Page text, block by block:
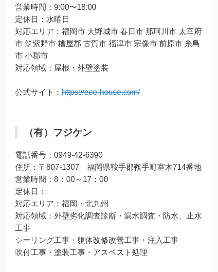
営業時間：9:00〜18:00
定休日：水曜日
対応エリア：福岡市 大野城市 春日市 那珂川市 太宰府
市 筑紫野市 糟屋郡 古賀市 福津市 宗像市 前原市 糸島
市 小郡市
対応領域：屋根・外壁塗装
公式サイト： https://eee-house.com/
（有）フジケン
電話番号：0949-42-6390
住所：〒807-1307 福岡県鞍手郡鞍手町室木714番地
営業時間：8：00～17：00
定休日：
対応エリア：福岡・北九州
対応領域：外壁劣化調査診断・漏水調査・防水、止水
工事
シーリング工事・躯体改修改善工事・注入工事
吹付工事・塗装工事・アスベスト処理